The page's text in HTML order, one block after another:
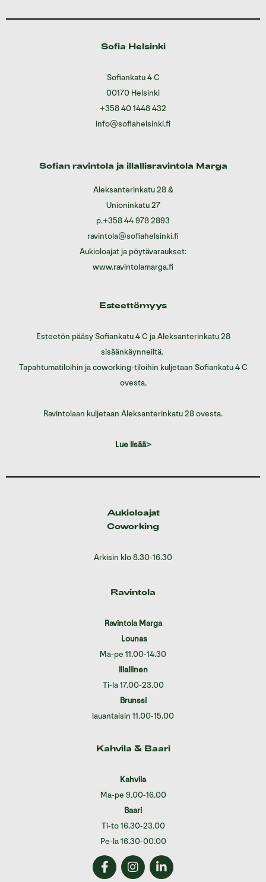
Sofia Helsinki
Sofiankatu 4 C
00170 Helsinki
+358 40 1448 432
info@sofiahelsinki.fi
Sofian ravintola ja illallisravintola Marga
Aleksanterinkatu 28&
Unioninkatu 27
p.+358 44 978 2893
ravintola@sofiahelsinki.fi
Aukioloajat ja pöytävaraukset:
www.ravintolamarga.fi
Esteettömyys
Esteetön pääsy Sofiankatu 4 C ja Aleksanterinkatu 28
sisäänkäynneiltä.
Tapahtumatiloihin ja coworking-tiloihin kuljetaan Sofiankatu 4 C
ovesta.
Ravintolaan kuljetaan Aleksanterinkatu 28 ovesta.
Lue lisää>
Aukioloajat
Coworking
Arkisin klo 8.30-16.30
Ravintola
Ravintola Marga
Lounas
Ma-pe 11.00-14.30
Illallinen
Ti-la 17.00-23.00
Brunssi
lauantaisin 11.00-15.00
Kahvila & Baari
Kahvila
Ma-pe 9.00-16.00
Baari
Ti-to 16.30-23.00
Pe-la 16.30-00.00